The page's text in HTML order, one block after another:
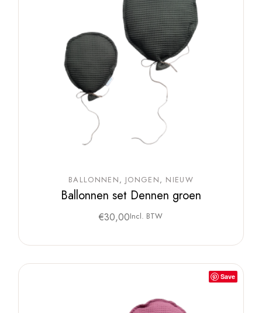
BALLONNEN JONGEN NIEUW
Ballonnen set Dennen groen
€30,00Incl. BTW
Save